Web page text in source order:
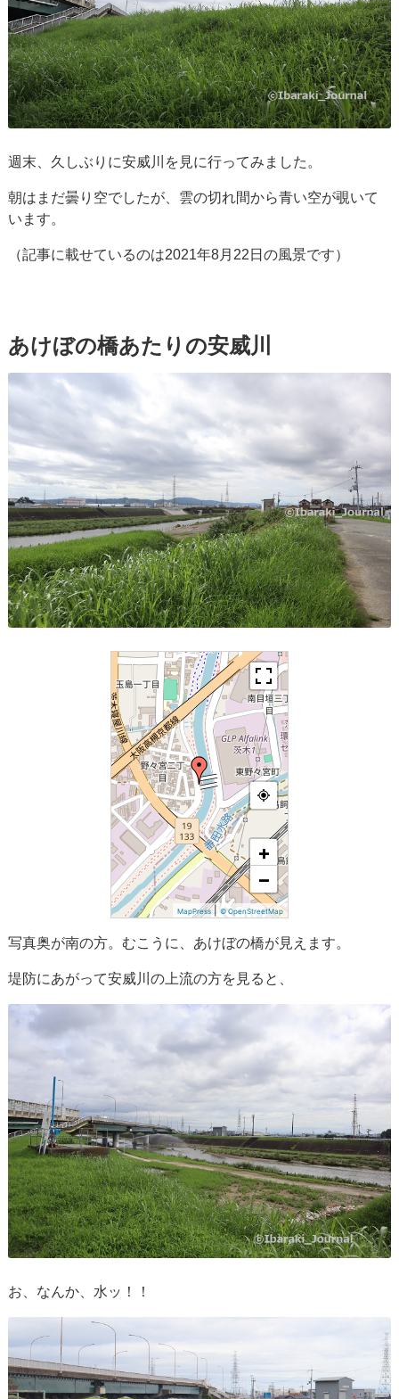
週末、久しぶりに安威川を見に行ってみました。
朝はまだ曇り空でしたが、雲の切れ間から青い空が覗いて
います。
（記事に載せているのは2021年8月22日の風景です）
あけぼの橋あたりの安威川
+
−
MapPress|© OpenStreetMap
写真奥が南の方。むこうに、あけぼの橋が見えます。
堤防にあがって安威川の上流の方を見ると、
お、なんか、水ッ！！